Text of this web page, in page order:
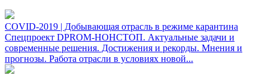
COVID-2019 | Добывающая отрасль в режиме карантина
Спецпроект DPROM-НОНСТОП. Актуальные задачи и
современные решения. Достижения и рекорды. Мнения и
прогнозы. Работа отрасли в условиях новой...